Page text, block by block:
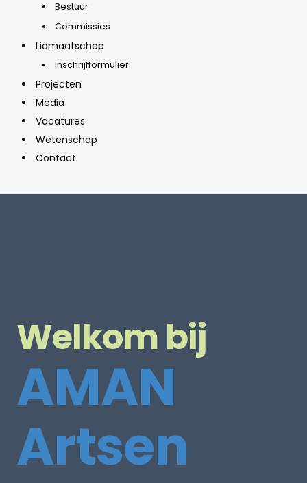
Bestuur
Commissies
Lidmaatschap
Inschrijfformulier
Projecten
Media
Vacatures
Wetenschap
Contact
Welkom bij
AMAN
Artsen